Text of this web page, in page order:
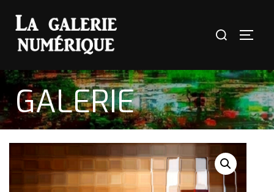
GALERIE